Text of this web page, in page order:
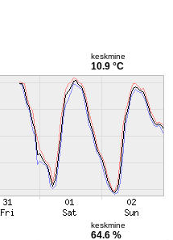
keskmine
10.9 °C
keskmine
64.6 %